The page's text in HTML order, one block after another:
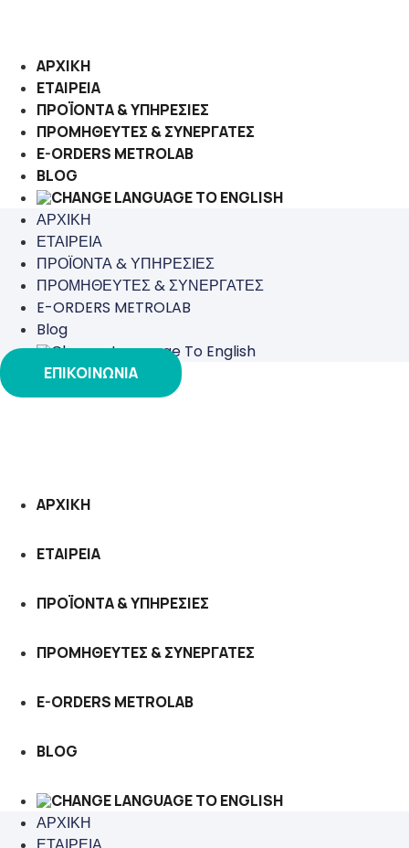
ΑΡΧΙΚΗ
ΕΤΑΙΡΕΙΑ
ΠΡΟΪΟΝΤΑ & ΥΠΗΡΕΣΙΕΣ
ΠΡΟΜΗΘΕΥΤΕΣ & ΣΥΝΕΡΓΑΤΕΣ
E-ORDERS METROLAB
BLOG
ΑΡΧΙΚΗ
ΕΤΑΙΡΕΙΑ
ΠΡΟΪΟΝΤΑ & ΥΠΗΡΕΣΙΕΣ
ΠΡΟΜΗΘΕΥΤΕΣ & ΣΥΝΕΡΓΑΤΕΣ
E-ORDERS METROLAB
Blog
ΕΠΙΚΟΙΝΩΝΙΑ
ΑΡΧΙΚΗ
ΕΤΑΙΡΕΙΑ
ΠΡΟΪΟΝΤΑ & ΥΠΗΡΕΣΙΕΣ
ΠΡΟΜΗΘΕΥΤΕΣ & ΣΥΝΕΡΓΑΤΕΣ
E-ORDERS METROLAB
BLOG
ΑΡΧΙΚΗ